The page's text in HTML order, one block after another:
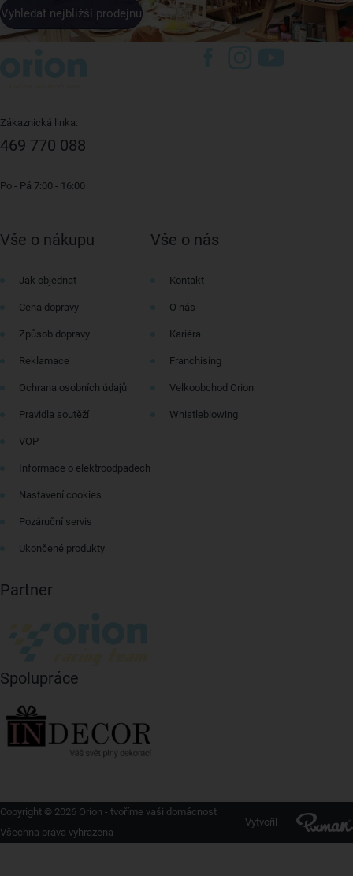
Vyhledat nejbližší prodejnu
Zákaznická linka:
469 770 088
Po - Pá 7:00 - 16:00
Vše o nákupu
Jak objednat
Cena dopravy
Způsob dopravy
Reklamace
Ochrana osobních údajů
Pravidla soutěží
VOP
Informace o elektroodpadech
Nastavení cookies
Pozáruční servis
Ukončené produkty
Vše o nás
Kontakt
O nás
Kariéra
Franchising
Velkoobchod Orion
Whistleblowing
Partner
Spolupráce
Copyright © 2026 Orion - tvoříme vaši domácnost
Všechna práva vyhrazena
Vytvořil